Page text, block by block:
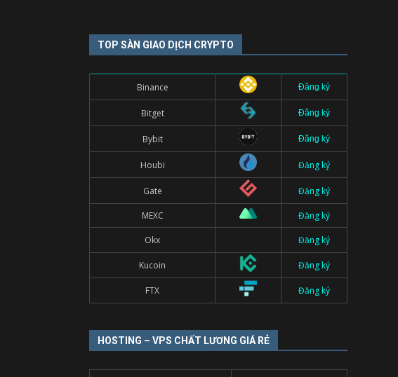
TOP SÀN GIAO DỊCH CRYPTO
Binance Đăng ký
Bitget Đăng ký
Bybit Đăng ký
Houbi Đăng ký
Gate Đăng ký
MEXC Đăng ký
Okx Đăng ký
Kucoin Đăng ký
FTX Đăng ký
HOSTING – VPS CHẤT LƯƠNG GIÁ RẺ